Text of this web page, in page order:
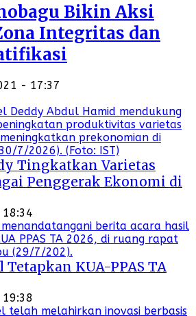
Bikin Aksi
Integritas dan
- 17:37
Tingkatkan Varietas
Penggerak Ekonomi di
Tetapkan KUA-PPAS TA